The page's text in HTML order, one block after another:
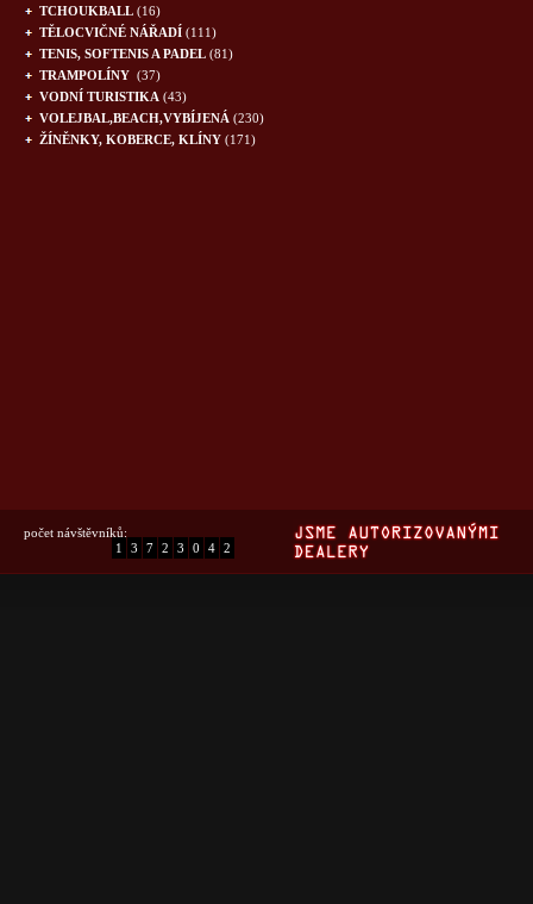
TCHOUKBALL (16)
TĚLOCVIČNÉ NÁŘADÍ (111)
TENIS, SOFTENIS A PADEL (81)
TRAMPOLÍNY (37)
VODNÍ TURISTIKA (43)
VOLEJBAL,BEACH,VYBÍJENÁ (230)
ŽÍNĚNKY, KOBERCE, KLÍNY (171)
počet návštěvníků:
1
3 7 2 3 0 4 2